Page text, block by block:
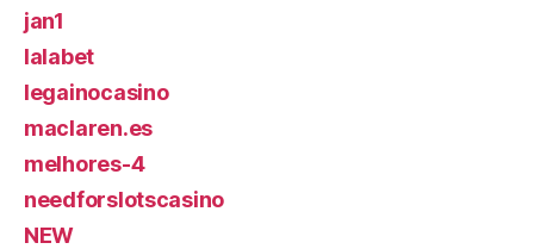
jan1
lalabet
legainocasino
maclaren.es
melhores-4
needforslotscasino
NEW